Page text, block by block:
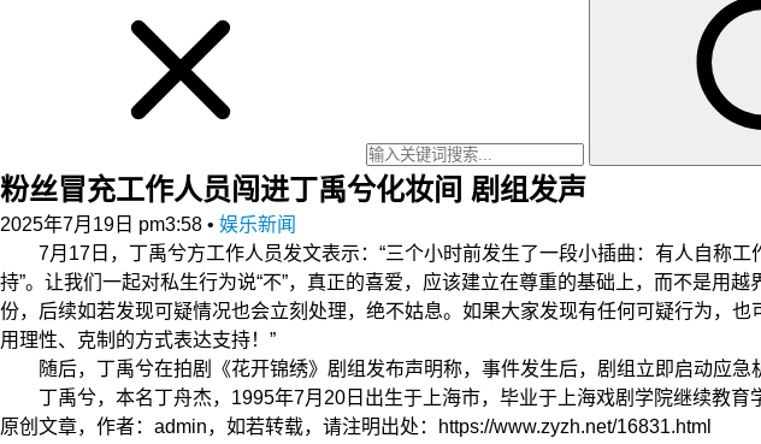
粉丝冒充工作人员闯进丁禹兮化妆间 剧组发声
2025年7月19日 pm3:58 • 娱乐新闻
7月17日，丁禹兮方工作人员发文表示：“三个小时前发生了一段小插曲：有人自称工
持”。让我们一起对私生行为说“不”，真正的喜爱，应该建立在尊重的基础上，而不是用
份，后续如若发现可疑情况也会立刻处理，绝不姑息。如果大家发现有任何可疑行为，
用理性、克制的方式表达支持！”
随后，丁禹兮在拍剧《花开锦绣》剧组发布声明称，事件发生后，剧组立即启动应急
丁禹兮，本名丁舟杰，1995年7月20日出生于上海市，毕业于上海戏剧学院继续教育
原创文章，作者：admin，如若转载，请注明出处：https://www.zyzh.net/16831.html